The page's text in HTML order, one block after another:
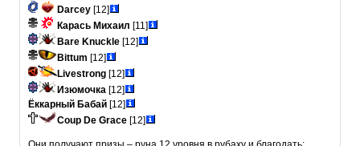
Darcey [12]
Карась Михаил [11]
Bare Knuckle [12]
Bittum [12]
Livestrong [12]
Изюмочка [12]
Ёккарный Бабай [12]
Coup De Grace [12]